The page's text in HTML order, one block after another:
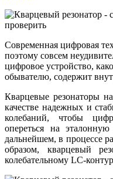
Современная цифровая
поэтому совсем
цифровое устройство,
обывателю, содержит
Кварцевые резонаторы
качестве надежных и
колебаний, чтобы
опереться на
дальнейшем, в процессе
образом, кварцевый
колебательному LC-